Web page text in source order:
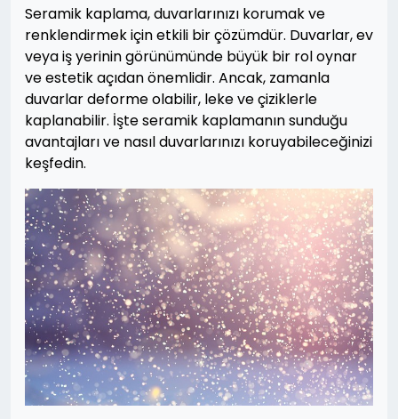
Seramik kaplama, duvarlarınızı korumak ve
renklendirmek için etkili bir çözümdür. Duvarlar, ev
veya iş yerinin görünümünde büyük bir rol oynar
ve estetik açıdan önemlidir. Ancak, zamanla
duvarlar deforme olabilir, leke ve çiziklerle
kaplanabilir. İşte seramik kaplamanın sunduğu
avantajları ve nasıl duvarlarınızı koruyabileceğinizi
keşfedin.